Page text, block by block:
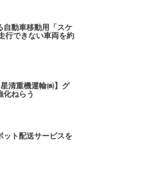
自動車移動用「スケ
行できない車両を約
清重機運輸㈱】グ
化ねらう
ット配送サービスを